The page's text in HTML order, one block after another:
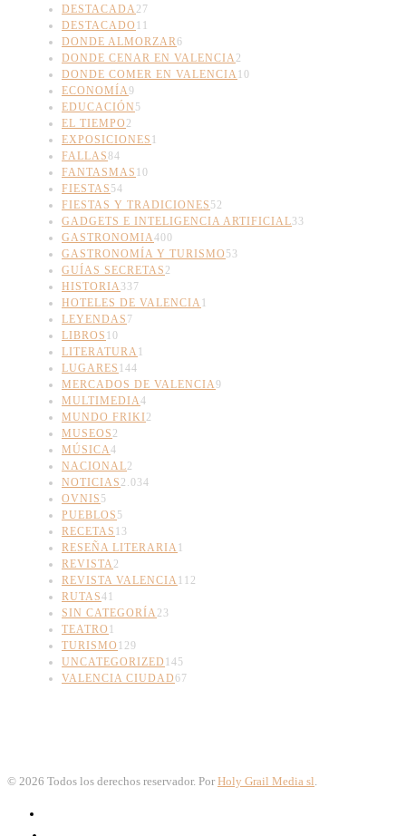
DESTACADA27
DESTACADO 11
DONDE ALMORZAR6
DONDE CENAR EN VALENCIA2
DONDE COMER EN VALENCIA10
ECONOMÍA9
EDUCACIÓN 5
EL TIEMPO 2
EXPOSICIONES 1
FALLAS84
FANTASMAS 10
FIESTAS 54
FIESTAS Y TRADICIONES 52
GADGETS E INTELIGENCIA ARTIFICIAL33
GASTRONOMIA400
GASTRONOMÍA Y TURISMO 53
GUÍAS SECRETAS 2
HISTORIA337
HOTELES DE VALENCIA1
LEYENDAS 7
LIBROS 10
LITERATURA1
LUGARES 144
MERCADOS DE VALENCIA9
MULTIMEDIA4
MUNDO FRIKI2
MUSEOS 2
MÚSICA4
NACIONAL2
NOTICIAS 2.034
OVNIS 5
PUEBLOS 5
RECETAS 13
RESEÑA LITERARIA1
REVISTA2
REVISTA VALENCIA112
RUTAS41
SIN CATEGORÍA23
TEATRO 1
TURISMO 129
UNCATEGORIZED 145
VALENCIA CIUDAD67
© 2026 Todos los derechos reservador. Por Holy Grail Media sl